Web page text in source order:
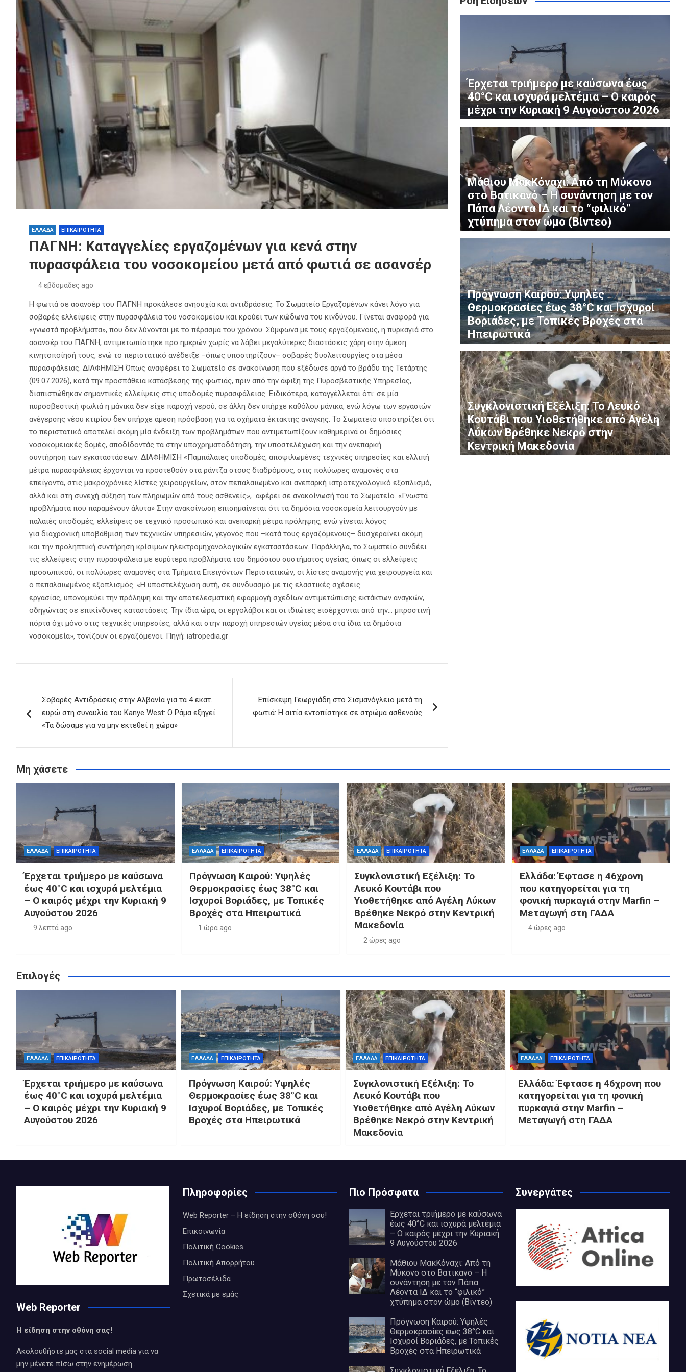
Συγκλονιστική Εξέλιξη: Το Λευκό Κουτάβι που Υιοθετήθηκε από Αγέλη Λύκων Βρέθηκε Νεκρό στην Κεντρική Μακεδονία
Ανδρομάχη: Ποζάρει μέσα στη θάλασσα με πολύχρωμο μπικίνι ασορτί μπολερό – “Μπανάκι” (Εικάνα)
ΕΛΛΑΔΑ ΕΠΙΚΑΙΡΟΤΗΤΑ
ΠΑΓΝΗ: Καταγγελίες εργαζομένων για κενά στην
πυρασφάλεια του νοσοκομείου μετά από φωτιά σε ασανσέρ
4 εβδομάδες ago
Η φωτιά σε ασανσέρ του ΠΑΓΝΗ προκάλεσε ανησυχία και αντιδράσεις. Το Σωματείο Εργαζομένων κάνει λόγο για
σοβαρές ελλείψεις στην πυρασφάλεια του νοσοκομείου και κρούει των κώδωνα του κινδύνου. Γίνεται αναφορά για
«γνωστά προβλήματα», που δεν λύνονται με το πέρασμα του χρόνου. Σύμφωνα με τους εργαζόμενους, η πυρκαγιά στο
ασανσέρ του ΠΑΓΝΗ, αντιμετωπίστηκε προ ημερών χωρίς να λάβει μεγαλύτερες διαστάσεις χάρη στην άμεση
κινητοποίησή τους, ενώ το περιστατικό ανέδειξε –όπως υποστηρίζουν– σοβαρές δυσλειτουργίες στα μέσα
πυρασφάλειας. ΔΙΑΦΗΜΙΣΗ Όπως αναφέρει το Σωματείο σε ανακοίνωση που εξέδωσε αργά το βράδυ της Τετάρτης
(09.07.2026), κατά την προσπάθεια κατάσβεσης της φωτιάς, πριν από την άφιξη της Πυροσβεστικής Υπηρεσίας,
διαπιστώθηκαν σημαντικές ελλείψεις στις υποδομές πυρασφάλειας. Ειδικότερα, καταγγέλλεται ότι: σε μία
πυροσβεστική φωλιά η μάνικα δεν είχε παροχή νερού, σε άλλη δεν υπήρχε καθόλου μάνικα, ενώ λόγω των εργασιών
ανέγερσης νέου κτιρίου δεν υπήρχε άμεση πρόσβαση για τα οχήματα έκτακτης ανάγκης. Το Σωματείο υποστηρίζει ότι
το περιστατικό αποτελεί ακόμη μία ένδειξη των προβλημάτων που αντιμετωπίζουν καθημερινά οι δημόσιες
νοσοκομειακές δομές, αποδίδοντάς τα στην υποχρηματοδότηση, την υποστελέχωση και την ανεπαρκή
συντήρηση των εγκαταστάσεων. ΔΙΑΦΗΜΙΣΗ «Παμπάλαιες υποδομές, αποψιλωμένες τεχνικές υπηρεσίες και ελλιπή
μέτρα πυρασφάλειας έρχονται να προστεθούν στα ράντζα στους διαδρόμους, στις πολύωρες αναμονές στα
επείγοντα, στις μακροχρόνιες λίστες χειρουργείων, στον πεπαλαιωμένο και ανεπαρκή ιατροτεχνολογικό εξοπλισμό,
αλλά και στη συνεχή αύξηση των πληρωμών από τους ασθενείς», αφέρει σε ανακοίνωσή του το Σωματείο. «Γνωστά
προβλήματα που παραμένουν άλυτα» Στην ανακοίνωση επισημαίνεται ότι τα δημόσια νοσοκομεία λειτουργούν με
παλαιές υποδομές, ελλείψεις σε τεχνικό προσωπικό και ανεπαρκή μέτρα πρόληψης, ενώ γίνεται λόγος
για διαχρονική υποβάθμιση των τεχνικών υπηρεσιών, γεγονός που –κατά τους εργαζόμενους– δυσχεραίνει ακόμη
και την προληπτική συντήρηση κρίσιμων ηλεκτρομηχανολογικών εγκαταστάσεων. Παράλληλα, το Σωματείο συνδέει
τις ελλείψεις στην πυρασφάλεια με ευρύτερα προβλήματα του δημόσιου συστήματος υγείας, όπως οι ελλείψεις
προσωπικού, οι πολύωρες αναμονές στα Τμήματα Επειγόντων Περιστατικών, οι λίστες αναμονής για χειρουργεία και
ο πεπαλαιωμένος εξοπλισμός. «Η υποστελέχωση αυτή, σε συνδυασμό με τις ελαστικές σχέσεις
εργασίας, υπονομεύει την πρόληψη και την αποτελεσματική εφαρμογή σχεδίων αντιμετώπισης εκτάκτων αναγκών,
οδηγώντας σε επικίνδυνες καταστάσεις. Την ίδια ώρα, οι εργολάβοι και οι ιδιώτες εισέρχονται από την… μπροστινή
πόρτα όχι μόνο στις τεχνικές υπηρεσίες, αλλά και στην παροχή υπηρεσιών υγείας μέσα στα ίδια τα δημόσια
νοσοκομεία», τονίζουν οι εργαζόμενοι. Πηγή: iatropedia.gr
άρθρων
Σοβαρές Αντιδράσεις στην Αλβανία για τα 4 εκατ.
ευρώ στη συναυλία του Kanye West: Ο Ράμα εξηγεί
«Τα δώσαμε για να μην εκτεθεί η χώρα»
Επίσκεψη Γεωργιάδη στο Σισμανόγλειο μετά τη
φωτιά: Η αιτία εντοπίστηκε σε στρώμα ασθενούς
Έρχεται τριήμερο με καύσωνα έως
40°C και ισχυρά μελτέμια – Ο καιρός
μέχρι την Κυριακή 9 Αυγούστου 2026
Μάθιου ΜακΚόναχι: Από τη Μύκονο
στο Βατικανό – Η συνάντηση με τον
Πάπα Λέοντα ΙΔ και το “φιλικό”
χτύπημα στον ώμο (Βίντεο)
Πρόγνωση Καιρού: Υψηλές
Θερμοκρασίες έως 38°C και Ισχυροί
Βοριάδες, με Τοπικές Βροχές στα
Ηπειρωτικά
Συγκλονιστική Εξέλιξη: Το Λευκό
Κουτάβι που Υιοθετήθηκε από Αγέλη
Λύκων Βρέθηκε Νεκρό στην
Κεντρική Μακεδονία
Μη χάσετε
ΕΛΛΑΔΑ ΕΠΙΚΑΙΡΟΤΗΤΑ
Έρχεται τριήμερο με καύσωνα
έως 40°C και ισχυρά μελτέμια
– Ο καιρός μέχρι την Κυριακή 9
Αυγούστου 2026
9 λεπτά ago
ΕΛΛΑΔΑ ΕΠΙΚΑΙΡΟΤΗΤΑ
Πρόγνωση Καιρού: Υψηλές
Θερμοκρασίες έως 38°C και
Ισχυροί Βοριάδες, με Τοπικές
Βροχές στα Ηπειρωτικά
1 ώρα ago
ΕΛΛΑΔΑ ΕΠΙΚΑΙΡΟΤΗΤΑ
Συγκλονιστική Εξέλιξη: Το
Λευκό Κουτάβι που
Υιοθετήθηκε από Αγέλη Λύκων
Βρέθηκε Νεκρό στην Κεντρική
Μακεδονία
2 ώρες ago
ΕΛΛΑΔΑ ΕΠΙΚΑΙΡΟΤΗΤΑ
Ελλάδα: Έφτασε η 46χρονη
που κατηγορείται για τη
φονική πυρκαγιά στην Marfin –
Μεταγωγή στη ΓΑΔΑ
4 ώρες ago
Επιλογές
ΕΛΛΑΔΑ ΕΠΙΚΑΙΡΟΤΗΤΑ
Έρχεται τριήμερο με καύσωνα
έως 40°C και ισχυρά μελτέμια
– Ο καιρός μέχρι την Κυριακή 9
Αυγούστου 2026
ΕΛΛΑΔΑ ΕΠΙΚΑΙΡΟΤΗΤΑ
Πρόγνωση Καιρού: Υψηλές
Θερμοκρασίες έως 38°C και
Ισχυροί Βοριάδες, με Τοπικές
Βροχές στα Ηπειρωτικά
ΕΛΛΑΔΑ ΕΠΙΚΑΙΡΟΤΗΤΑ
Συγκλονιστική Εξέλιξη: Το
Λευκό Κουτάβι που
Υιοθετήθηκε από Αγέλη Λύκων
Βρέθηκε Νεκρό στην Κεντρική
Μακεδονία
ΕΛΛΑΔΑ ΕΠΙΚΑΙΡΟΤΗΤΑ
Ελλάδα: Έφτασε η 46χρονη που
κατηγορείται για τη φονική
πυρκαγιά στην Marfin –
Μεταγωγή στη ΓΑΔΑ
Web Reporter
Η είδηση στην οθόνη σας!
Ακολουθήστε μας στα social media για να
μην μένετε πίσω στην ενημέρωση…
Πληροφορίες
Web Reporter – Η είδηση στην οθόνη σου!
Επικοινωνία
Πολιτική Cookies
Πολιτική Απορρήτου
Πρωτοσέλιδα
Σχετικά με εμάς
Πιο Πρόσφατα
Έρχεται τριήμερο με καύσωνα
έως 40°C και ισχυρά μελτέμια
– Ο καιρός μέχρι την Κυριακή
9 Αυγούστου 2026
Μάθιου ΜακΚόναχι: Από τη
Μύκονο στο Βατικανό – Η
συνάντηση με τον Πάπα
Λέοντα ΙΔ και το “φιλικό”
χτύπημα στον ώμο (Βίντεο)
Πρόγνωση Καιρού: Υψηλές
Θερμοκρασίες έως 38°C και
Ισχυροί Βοριάδες, με Τοπικές
Βροχές στα Ηπειρωτικά
Συνεργάτες